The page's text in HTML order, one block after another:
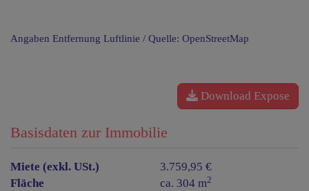
Angaben Entfernung Luftlinie / Quelle: OpenStreetMap
Download Expose
Basisdaten zur Immobilie
Miete (exkl. USt.)
3.759,95 €
Fläche
ca. 304 m2